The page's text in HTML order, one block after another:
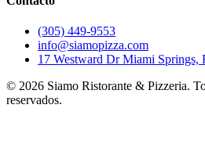
(305) 449-9553
info@siamopizza.com
17 Westward Dr Miami Springs,
© 2026 Siamo Ristorante & Pizzeria.
reservados.